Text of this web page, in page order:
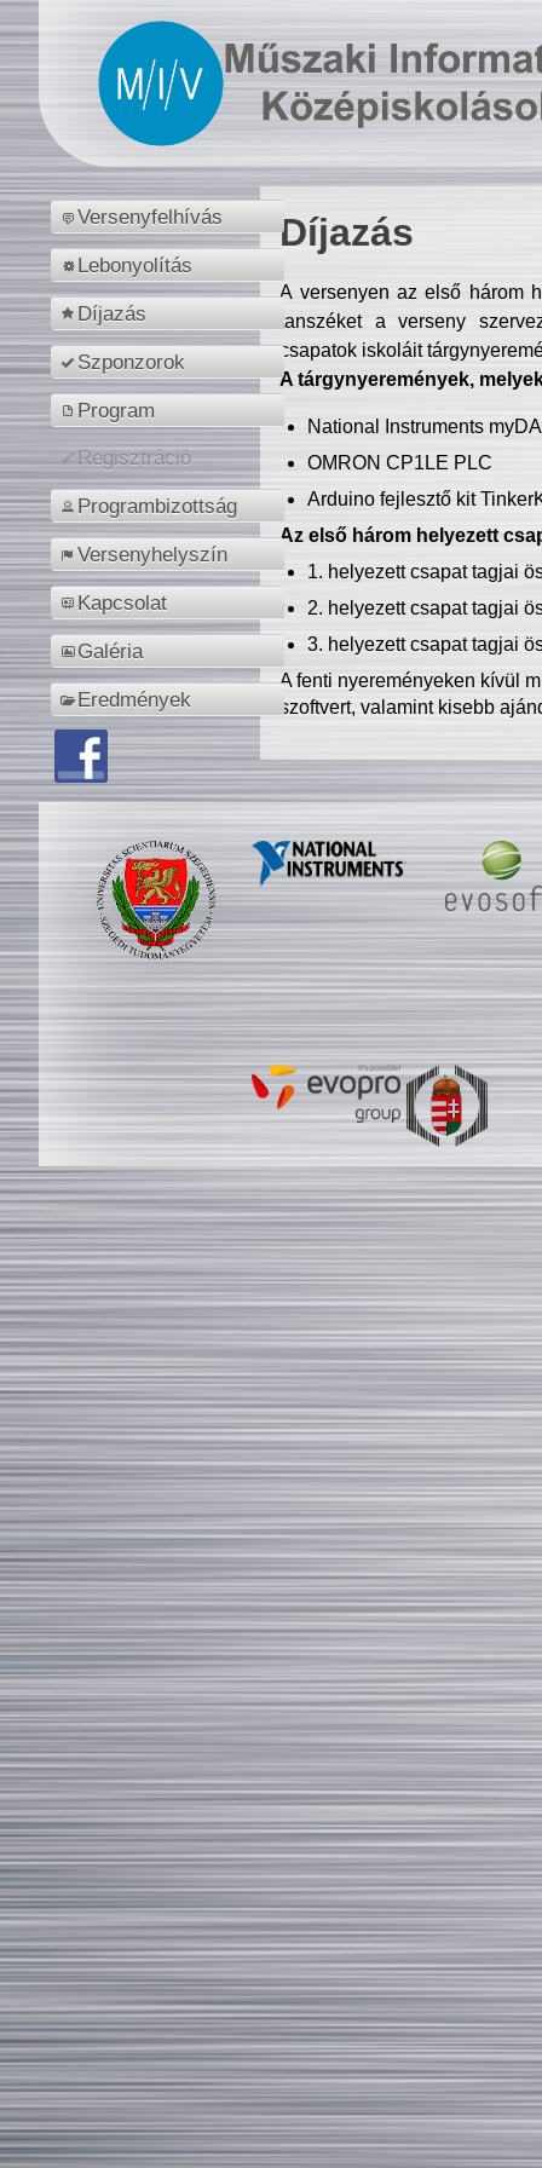
Versenyfelhívás
Lebonyolítás
Díjazás
Szponzorok
Program
Regisztráció
Programbizottság
Versenyhelyszín
Kapcsolat
Galéria
Eredmények
Díjazás
A versenyen az első három
tanszéket a verseny
csapatok iskoláit
A tárgynyeremények,
National Instruments
OMRON CP1LE PLC
Arduino fejlesztő kit
Az első három helyezett
1. helyezett csapat tagjai
2. helyezett csapat tagjai
3. helyezett csapat tagjai
A fenti nyereményeken kívül
szoftvert, valamint kisebb